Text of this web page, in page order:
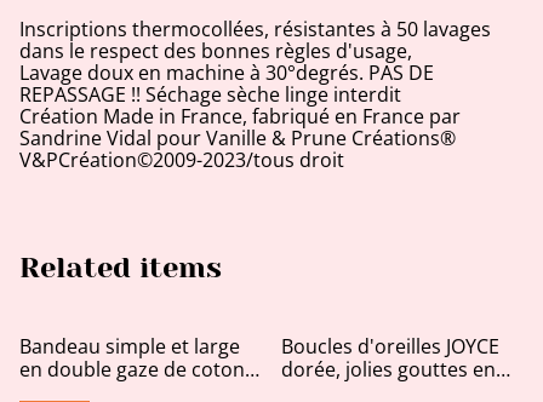
Inscriptions thermocollées, résistantes à 50 lavages
dans le respect des bonnes règles d'usage,
Lavage doux en machine à 30°degrés. PAS DE
REPASSAGE !! Séchage sèche linge interdit
Création Made in France, fabriqué en France par
Sandrine Vidal pour Vanille & Prune Créations®
V&PCréation©2009-2023/tous droit
Related items
Bandeau simple et large
en double gaze de coton
Boucles d'oreilles JOYCE
dorée, jolies gouttes en